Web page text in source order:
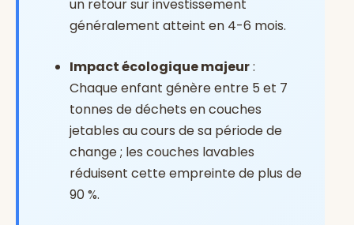
un retour sur investissement
généralement atteint en 4-6 mois.
Impact écologique majeur:
Chaque enfant génère entre 5 et 7
tonnes de déchets en couches
jetables au cours de sa période de
change ; les couches lavables
réduisent cette empreinte de plus de
90 %.